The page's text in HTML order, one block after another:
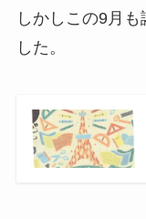
しかしこの9月
した。